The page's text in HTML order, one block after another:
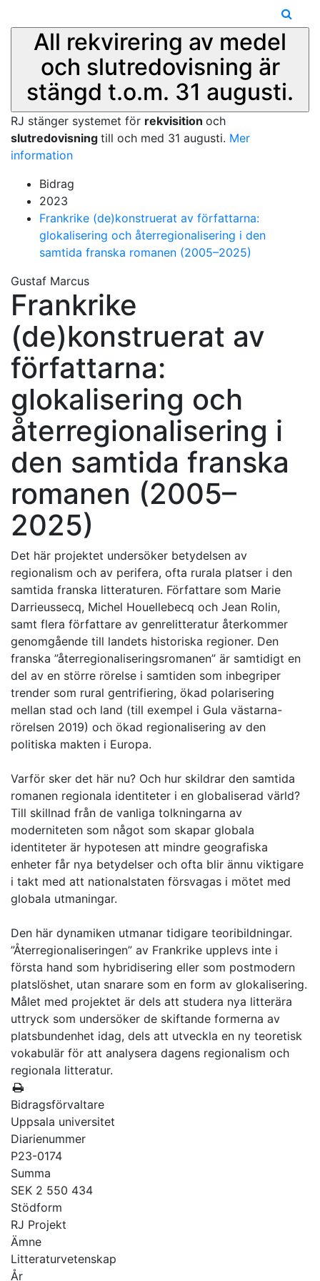
All rekvirering av medel
och slutredovisning är
stängd t.o.m. 31 augusti.
RJ stänger systemet för rekvisition och
slutredovisning till och med 31 augusti. Mer
information
Bidrag
2023
Frankrike (de)konstruerat av författarna:
glokalisering och återregionalisering i den
samtida franska romanen (2005–2025)
Gustaf Marcus
Frankrike
(de)konstruerat av
författarna:
glokalisering och
återregionalisering i
den samtida franska
romanen (2005–
2025)
Det här projektet undersöker betydelsen av
regionalism och av perifera, ofta rurala platser i den
samtida franska litteraturen. Författare som Marie
Darrieussecq, Michel Houellebecq och Jean Rolin,
samt flera författare av genrelitteratur återkommer
genomgående till landets historiska regioner. Den
franska ”återregionaliseringsromanen” är samtidigt en
del av en större rörelse i samtiden som inbegriper
trender som rural gentrifiering, ökad polarisering
mellan stad och land (till exempel i Gula västarna-
rörelsen 2019) och ökad regionalisering av den
politiska makten i Europa.
Varför sker det här nu? Och hur skildrar den samtida
romanen regionala identiteter i en globaliserad värld?
Till skillnad från de vanliga tolkningarna av
moderniteten som något som skapar globala
identiteter är hypotesen att mindre geografiska
enheter får nya betydelser och ofta blir ännu viktigare
i takt med att nationalstaten försvagas i mötet med
globala utmaningar.
Den här dynamiken utmanar tidigare teoribildningar.
”Återregionaliseringen” av Frankrike upplevs inte i
första hand som hybridisering eller som postmodern
platslöshet, utan snarare som en form av glokalisering.
Målet med projektet är dels att studera nya litterära
uttryck som undersöker de skiftande formerna av
platsbundenhet idag, dels att utveckla en ny teoretisk
vokabulär för att analysera dagens regionalism och
regionala litteratur.
Bidragsförvaltare
Uppsala universitet
Diarienummer
P23-0174
Summa
SEK 2 550 434
Stödform
RJ Projekt
Ämne
Litteraturvetenskap
År